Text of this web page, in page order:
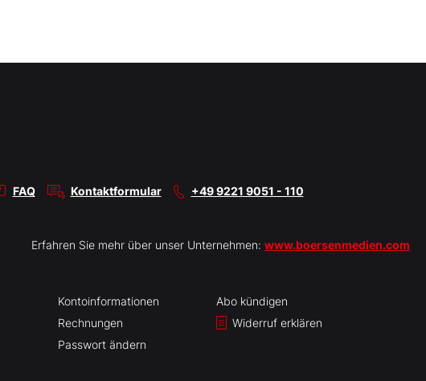
FAQ Kontaktformular +49 9221 9051 - 110
Erfahren Sie mehr über unser Unternehmen: www.boersenmedien.com
Kontoinformationen
Rechnungen
Passwort ändern
Abo kündigen
Widerruf erklären